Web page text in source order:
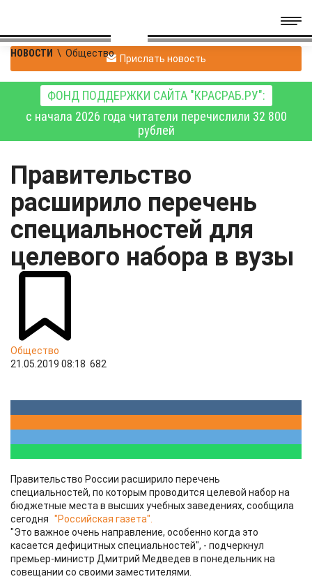
НОВОСТИ \ Общество Прислать новость
ФОНД ПОДДЕРЖКИ САЙТА "КРАСРАБ.РУ":
с начала 2026 года читатели перечислили 32 800
рублей
Правительство
расширило перечень
специальностей для
целевого набора в вузы
Общество
21.05.2019 08:18 682
Правительство России расширило перечень
специальностей, по которым проводится целевой набор на
бюджетные места в высших учебных заведениях, сообщила
сегодня "Российская газета".
"Это важное очень направление, особенно когда это
касается дефицитных специальностей", - подчеркнул
премьер-министр Дмитрий Медведев в понедельник на
совещании со своими заместителями.